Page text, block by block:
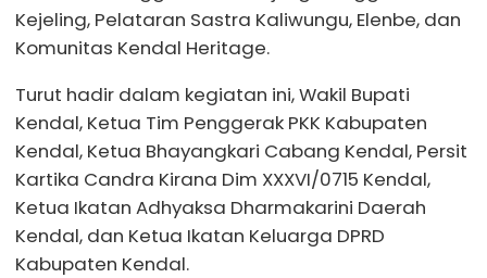
Kejeling, Pelataran Sastra Kaliwungu, Elenbe, dan
Komunitas Kendal Heritage.
Turut hadir dalam kegiatan ini, Wakil Bupati
Kendal, Ketua Tim Penggerak PKK Kabupaten
Kendal, Ketua Bhayangkari Cabang Kendal, Persit
Kartika Candra Kirana Dim XXXVI/0715 Kendal,
Ketua Ikatan Adhyaksa Dharmakarini Daerah
Kendal, dan Ketua Ikatan Keluarga DPRD
Kabupaten Kendal.